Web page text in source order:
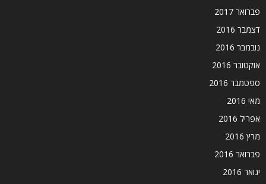
פברואר 2017
דצמבר 2016
נובמבר 2016
אוקטובר 2016
ספטמבר 2016
מאי 2016
אפריל 2016
מרץ 2016
פברואר 2016
ינואר 2016